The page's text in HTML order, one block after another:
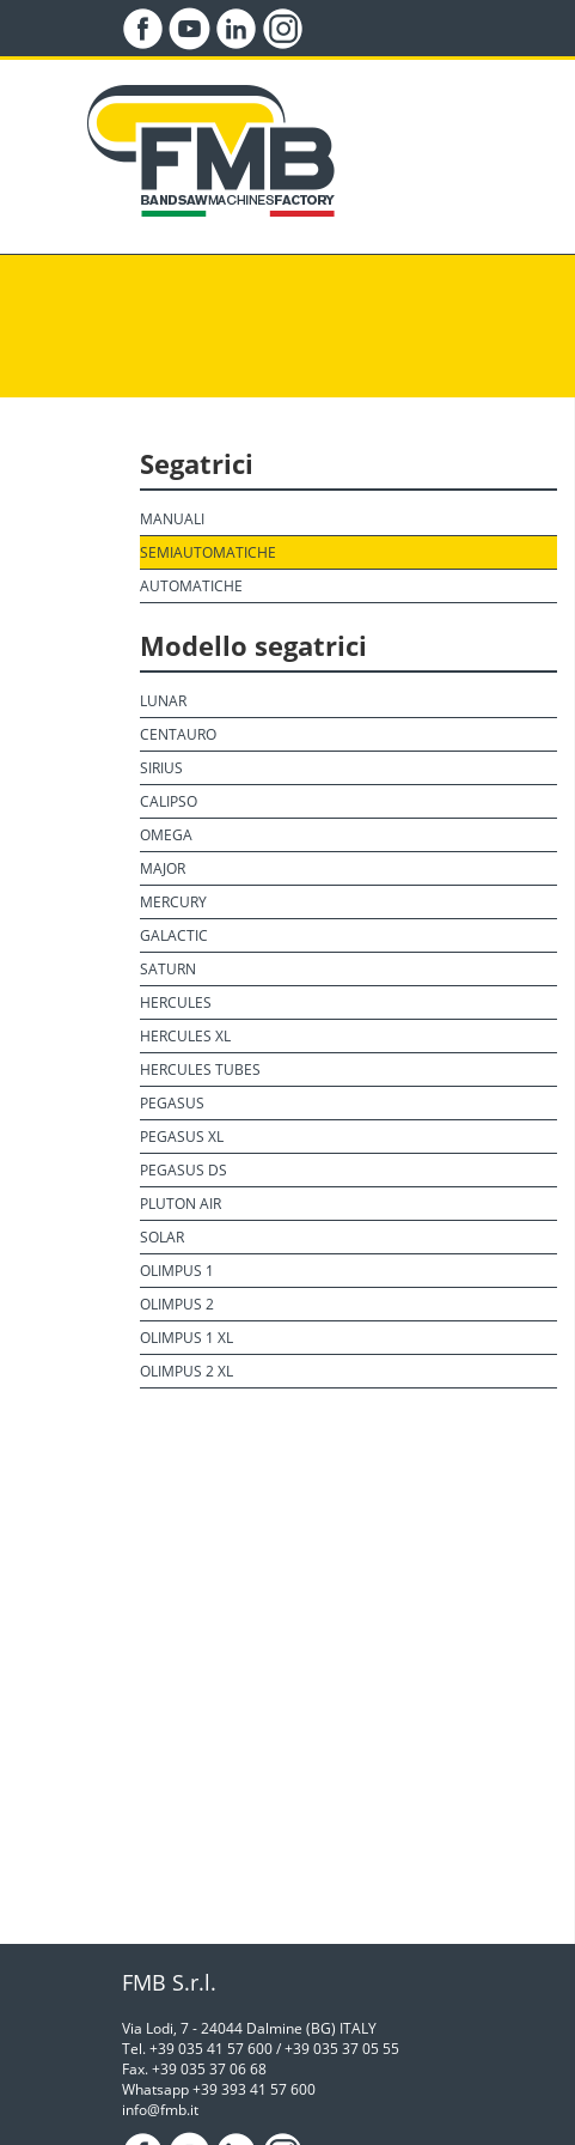
Segatrici
MANUALI
SEMIAUTOMATICHE
AUTOMATICHE
Modello segatrici
LUNAR
CENTAURO
SIRIUS
CALIPSO
OMEGA
MAJOR
MERCURY
GALACTIC
SATURN
HERCULES
HERCULES XL
HERCULES TUBES
PEGASUS
PEGASUS XL
PEGASUS DS
PLUTON AIR
SOLAR
OLIMPUS 1
OLIMPUS 2
OLIMPUS 1 XL
OLIMPUS 2 XL
FMB S.r.l.
Via Lodi, 7 - 24044 Dalmine (BG) ITALY
Tel. +39 035 41 57 600 / +39 035 37 05 55
Fax. +39 035 37 06 68
Whatsapp +39 393 41 57 600
info@fmb.it